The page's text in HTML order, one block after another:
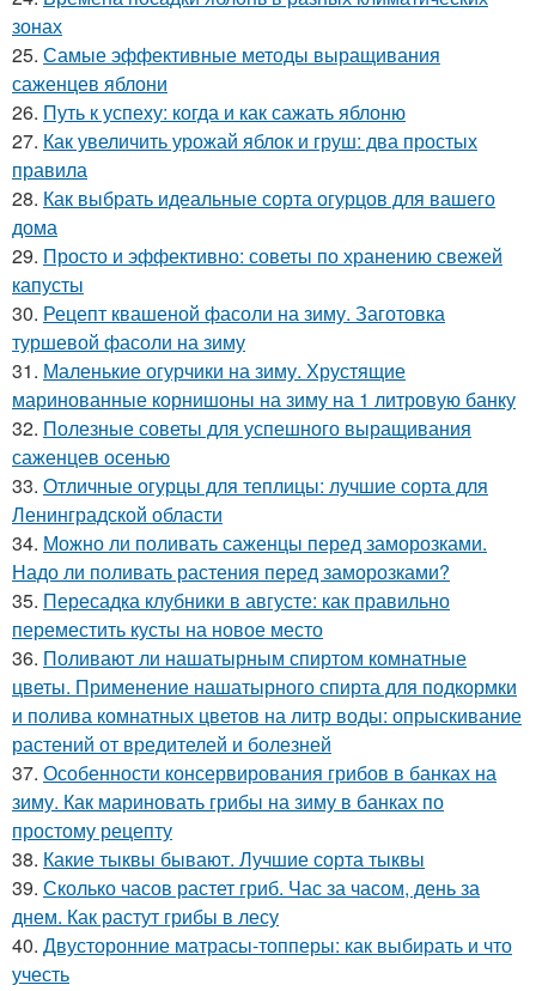
зонах
25. Самые эффективные методы выращивания
саженцев яблони
26. Путь к успеху: когда и как сажать яблоню
27. Как увеличить урожай яблок и груш: два простых
правила
28. Как выбрать идеальные сорта огурцов для вашего
дома
29. Просто и эффективно: советы по хранению свежей
капусты
30. Рецепт квашеной фасоли на зиму. Заготовка
туршевой фасоли на зиму
31. Маленькие огурчики на зиму. Хрустящие
маринованные корнишоны на зиму на 1 литровую банку
32. Полезные советы для успешного выращивания
саженцев осенью
33. Отличные огурцы для теплицы: лучшие сорта для
Ленинградской области
34. Можно ли поливать саженцы перед заморозками.
Надо ли поливать растения перед заморозками?
35. Пересадка клубники в августе: как правильно
переместить кусты на новое место
36. Поливают ли нашатырным спиртом комнатные
цветы. Применение нашатырного спирта для подкормки
и полива комнатных цветов на литр воды: опрыскивание
растений от вредителей и болезней
37. Особенности консервирования грибов в банках на
зиму. Как мариновать грибы на зиму в банках по
простому рецепту
38. Какие тыквы бывают. Лучшие сорта тыквы
39. Сколько часов растет гриб. Час за часом, день за
днем. Как растут грибы в лесу
40. Двусторонние матрасы-топперы: как выбирать и что
учесть